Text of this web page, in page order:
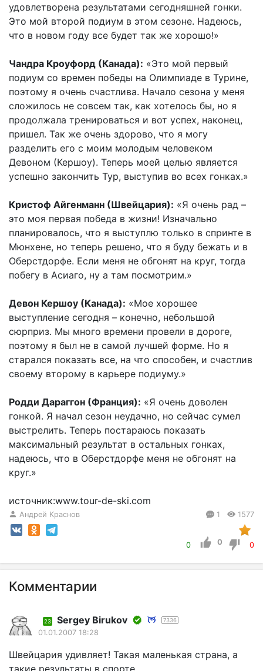
удовлетворена результатами сегодняшней гонки.
Это мой второй подиум в этом сезоне. Надеюсь,
что в новом году все будет так же хорошо!»
Чандра Кроуфорд (Канада): «Это мой первый
подиум со времен победы на Олимпиаде в Турине,
поэтому я очень счастлива. Начало сезона у меня
сложилось не совсем так, как хотелось бы, но я
продолжала тренироваться и вот успех, наконец,
пришел. Так же очень здорово, что я могу
разделить его с моим молодым человеком
Девоном (Кершоу). Теперь моей целью является
успешно закончить Тур, выступив во всех гонках.»
Кристоф Айгенманн (Швейцария): «Я очень рад –
это моя первая победа в жизни! Изначально
планировалось, что я выступлю только в спринте в
Мюнхене, но теперь решено, что я буду бежать и в
Оберстдорфе. Если меня не обгонят на круг, тогда
побегу в Асиаго, ну а там посмотрим.»
Девон Кершоу (Канада): «Мое хорошее
выступление сегодня – конечно, небольшой
сюрприз. Мы много времени провели в дороге,
поэтому я был не в самой лучшей форме. Но я
старался показать все, на что способен, и счастлив
своему второму в карьере подиуму.»
Родди Дараггон (Франция): «Я очень доволен
гонкой. Я начал сезон неудачно, но сейчас сумел
выстрелить. Теперь постараюсь показать
максимальный результат в остальных гонках,
надеюсь, что в Оберстдорфе меня не обгонят на
круг.»
источник:www.tour-de-ski.com
Андрей Краснов 1 1577
0 0 0
Комментарии
23 Sergey Birukov 7336
01.01.2007 18:28
Швейцария удивляет! Такая маленькая страна, а